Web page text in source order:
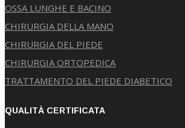
OSSA LUNGHE E BACINO
CHIRURGIA DELLA MANO
CHIRURGIA DEL PIEDE
CHIRURGIA ORTOPEDICA
TRATTAMENTO DEL PIEDE DIABETICO
QUALITÀ CERTIFICATA